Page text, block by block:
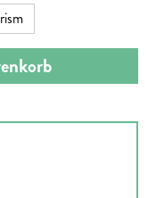
ein oder